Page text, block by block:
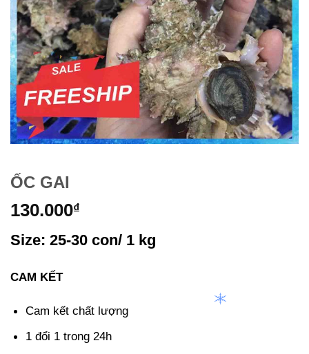
ỐC GAI
130.000₫
Size: 25-30 con/ 1 kg
CAM KẾT
Cam kết chất lượng
1 đổi 1 trong 24h